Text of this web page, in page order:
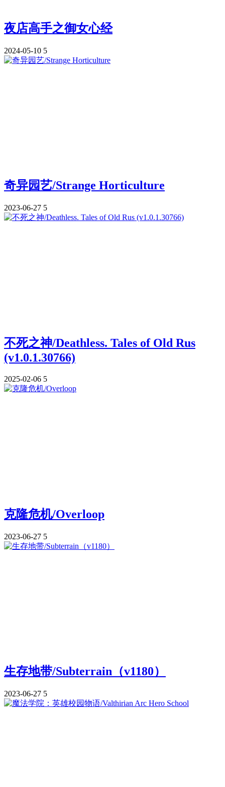
夜店高手之御女心经
2024-05-10 5
奇异园艺/Strange Horticulture
2023-06-27 5
不死之神/Deathless. Tales of Old Rus
(v1.0.1.30766)
2025-02-06 5
克隆危机/Overloop
2023-06-27 5
生存地带/Subterrain（v1180）
2023-06-27 5